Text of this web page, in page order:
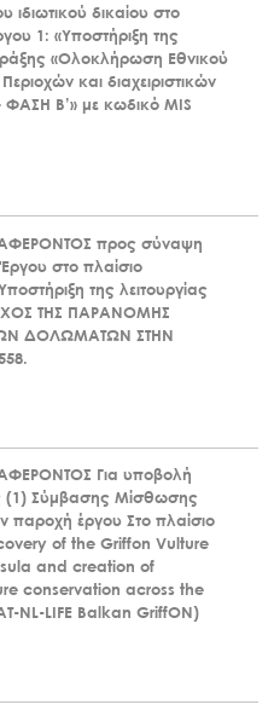
δικαίου στο
1: «Υποστήριξη της
«Ολοκλήρωση Εθνικού
και διαχειριστικών
Β’» με κωδικό MIS
προς σύναψη
στο πλαίσιο
της λειτουργίας
ΤΗΣ ΠΑΡΑΝΟΜΗΣ
ΔΟΛΩΜΑΤΩΝ ΣΤΗΝ
Για υποβολή
(1) Σύμβασης Μίσθωσης
παροχή έργου Στο πλαίσιο
of the Griffon Vulture
and creation of
conservation across the
NL-LIFE Balkan GriffON)